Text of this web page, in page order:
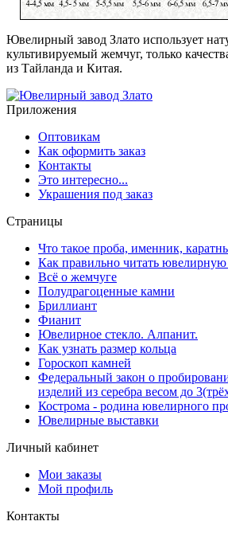
Ювелирный завод Злато использует
культивируемый жемчуг, только
из Тайланда и Китая.
Приложения
Оптовикам
Как оформить заказ
Контакты
Это интересно...
Украшения под заказ
Страницы
Что такое проба, именник,
Как правильно читать
Всё о жемчуге
Полудрагоценные камни
Бриллиант
Фианит
Ювелирное стекло. Алпанит.
Как узнать размер кольца
Гороскоп камней
Федеральный закон о
изделий из серебра весом до
Кострома - родина ювелирного
Ювелирные выставки
Личный кабинет
Мои заказы
Мой профиль
Контакты